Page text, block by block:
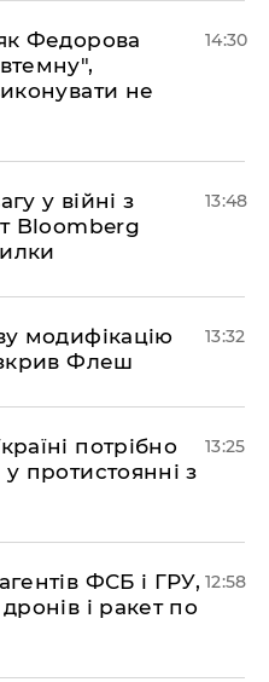
Федорова
не
14:30
у війні з
Bloomberg
13:48
модифікацію
Флеш
13:32
потрібно
протистоянні з
13:25
ФСБ і ГРУ,
і ракет по
12:58